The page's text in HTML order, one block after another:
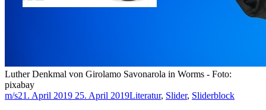
Luther Denkmal von Girolamo Savonarola in Worms - Foto:
pixabay
m/s21. April 2019 25. April 2019Literatur, Slider, Sliderblock